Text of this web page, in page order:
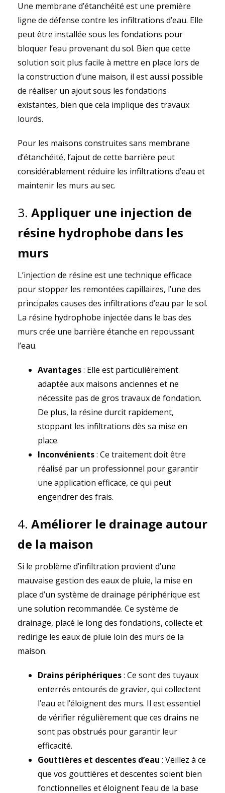
Une membrane d’étanchéité est une première
ligne de défense contre les infiltrations d’eau. Elle
peut être installée sous les fondations pour
bloquer l’eau provenant du sol. Bien que cette
solution soit plus facile à mettre en place lors de
la construction d’une maison, il est aussi possible
de réaliser un ajout sous les fondations
existantes, bien que cela implique des travaux
lourds.
Pour les maisons construites sans membrane
d’étanchéité, l’ajout de cette barrière peut
considérablement réduire les infiltrations d’eau et
maintenir les murs au sec.
3. Appliquer une injection de
résine hydrophobe dans les
murs
L’injection de résine est une technique efficace
pour stopper les remontées capillaires, l’une des
principales causes des infiltrations d’eau par le sol.
La résine hydrophobe injectée dans le bas des
murs crée une barrière étanche en repoussant
l’eau.
Avantages: Elle est particulièrement
adaptée aux maisons anciennes et ne
nécessite pas de gros travaux de fondation.
De plus, la résine durcit rapidement,
stoppant les infiltrations dès sa mise en
place.
Inconvénients: Ce traitement doit être
réalisé par un professionnel pour garantir
une application efficace, ce qui peut
engendrer des frais.
4. Améliorer le drainage autour
de la maison
Si le problème d’infiltration provient d’une
mauvaise gestion des eaux de pluie, la mise en
place d’un système de drainage périphérique est
une solution recommandée. Ce système de
drainage, placé le long des fondations, collecte et
redirige les eaux de pluie loin des murs de la
maison.
Drains périphériques: Ce sont des tuyaux
enterrés entourés de gravier, qui collectent
l’eau et l’éloignent des murs. Il est essentiel
de vérifier régulièrement que ces drains ne
sont pas obstrués pour garantir leur
efficacité.
Gouttières et descentes d’eau : Veillez à ce
que vos gouttières et descentes soient bien
fonctionnelles et éloignent l’eau de la base